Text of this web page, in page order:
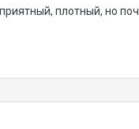
плотный, но